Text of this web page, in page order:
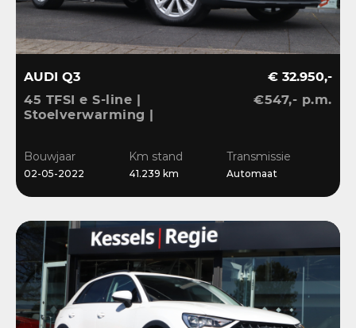
AUDI Q3
45 TFSI e S-line |
Stoelverwarming |
€ 32.950,-
€547,- p.m.
Bouwjaar
02-05-2022
Km stand
41.239 km
Transmissie
Automaat